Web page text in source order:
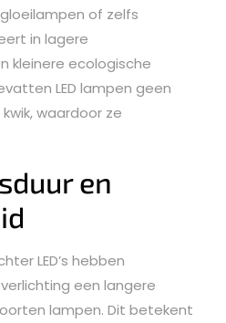
of zelfs
in lagere
kleinere ecologische
LED lampen geen
waardoor ze
en
LED’s hebben
een langere
lampen. Dit betekent